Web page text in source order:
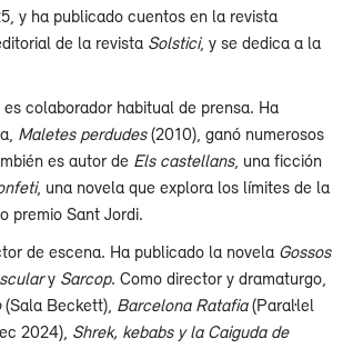
y ha publicado cuentos en la revista
de la revista Solstici, y se dedica a la
colaborador habitual de prensa. Ha
Maletes perdudes(2010), ganó numerosos
es autor de Els castellans, una ficción
, una novela que explora los límites de la
premio Sant Jordi.
de escena. Ha publicado la novela Gossos
y Sarcop. Como director y dramaturgo,
(Sala Beckett), Barcelona Ratafia(Paral·lel
2024), Shrek, kebabs y la Caiguda de